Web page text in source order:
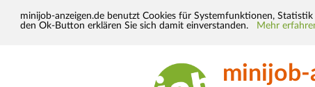
minijob-anzeigen.de benutzt Cookies für Systemfunktionen,
den Ok-Button erklären Sie sich damit einverstanden.
Mehr
minijob-